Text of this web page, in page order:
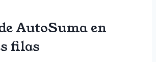
AutoSuma en
filas